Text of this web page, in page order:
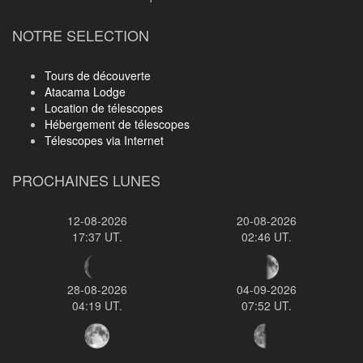
NOTRE SELECTION
Tours de découverte
Atacama Lodge
Location de télescopes
Hébergement de télescopes
Télescopes via Internet
PROCHAINES LUNES
12-08-2026
17:37 UT.
20-08-2026
02:46 UT.
28-08-2026
04:19 UT.
04-09-2026
07:52 UT.